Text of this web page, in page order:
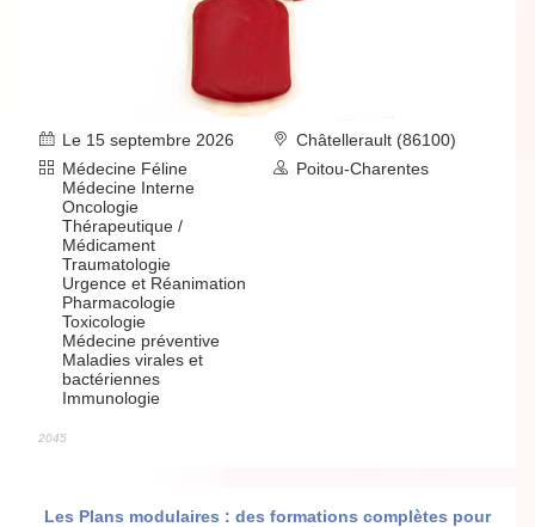
Le 15 septembre 2026
Châtellerault (86100)
Médecine Féline
Médecine Interne
Oncologie
Thérapeutique /
Médicament
Traumatologie
Urgence et Réanimation
Pharmacologie
Toxicologie
Médecine préventive
Maladies virales et
bactériennes
Immunologie
Poitou-Charentes
2045
Les Plans modulaires : des formations complètes pour